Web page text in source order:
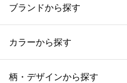
ブランドから探す
カラーから探す
柄・デザインから探す